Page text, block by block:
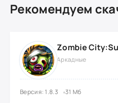
Рекомендуем
Аркадные
Версия: 1.8.3 31 Мб